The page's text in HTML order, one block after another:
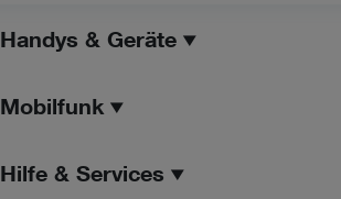
Handys & Geräte
Mobilfunk
Hilfe & Services